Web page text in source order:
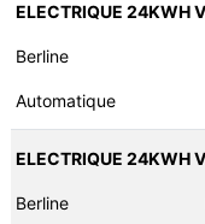
ELECTRIQUE 24KWH
Berline
Automatique
ELECTRIQUE 24KWH
Berline